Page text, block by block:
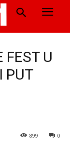
FEST U
PUT
0
899